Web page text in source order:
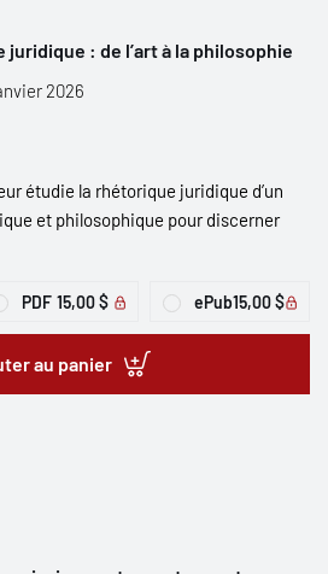
juridique : de l’art à la philosophie
2026
étudie la rhétorique juridique d’un
et philosophique pour discerner
PDF 15,00 $ ePub15,00 $
au panier